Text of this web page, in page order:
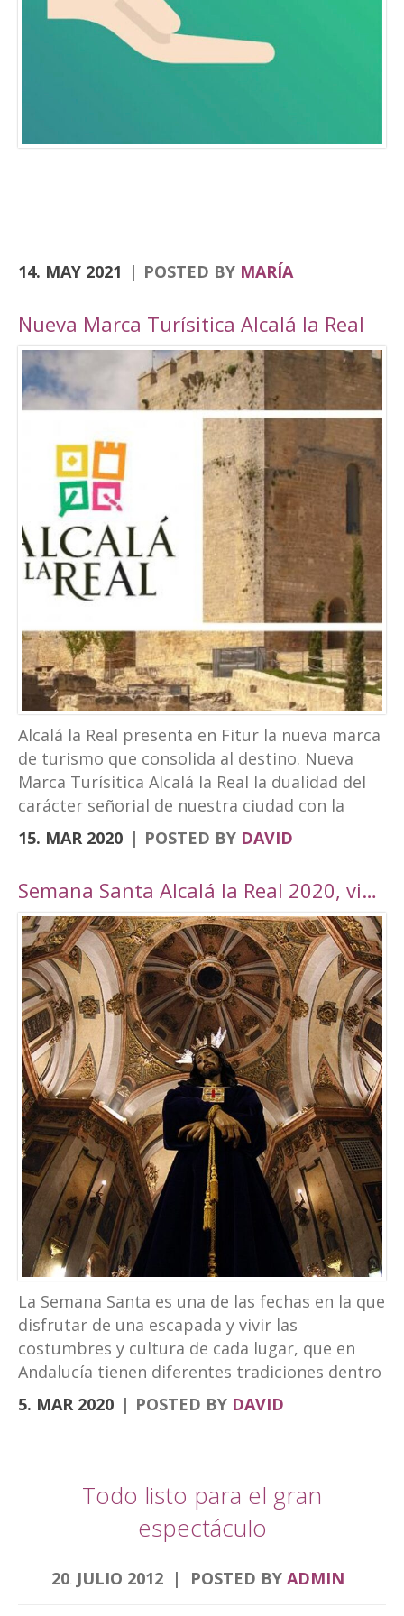
o el yacimiento de Domus Herculana, entre
otros. Incorpora la visita y entrada a la
Fortaleza de la Mota, con su Iglesia Abacial,
el apartado de senderismo, están previstas
14. MAY 2021 POSTED BY MARÍA
Nueva Marca Turísitica Alcalá la Real
Alcalá la Real presenta en Fitur la nueva marca
de turismo que consolida al destino. Nueva
Marca Turísitica Alcalá la Real la dualidad del
carácter señorial de nuestra ciudad con la
vanguardia y su realidad actual de ciudad
moderna. Fortaleza Abacial y pueblo nuevo.
«convivimos siendo además tierra de frontera
y que hemos querido plasmar en esta marca
tan poderosa». A través de cuatro elementos y
cuatro colores el logo destaca cultura,
patrimonio, entorno natural y experiencias. El
símbolo amarillo, que recuerda a un ojo,
engloba toda la cultura y singularidades de la
ciudad. El naranja, que representa la silueta de
una atalaya, se destina al patrimonio e
historia. El verde, por su parte, que dibuja una
hoja, es el elemento que identificará todo el
mundo rural y natural del municipio, junto con
el turismo activo. Por último, el tono magenta
simboliza un sendero abierto y se centra en el
turismo experiencial, unido al ocio y los
eventos. La marca puede verse en las
banderolas que el Ayuntamiento ha instalado
en la fachada de Palacio Abacial y el entorno de
Capuchinos, en el Paseo de los Álamos. El
cartel de la Semana […]
15. MAR 2020 POSTED BY DAVID
Semana Santa Alcalá la Real 2020, viaje por Andalucía
La Semana Santa es una de las fechas en la que
disfrutar de una escapada y vivir las
costumbres y cultura de cada lugar, que en
Andalucía tienen diferentes tradiciones dentro
de la Semana Santa. Desde el Hotel
Torrepalma te traemos una escapad diferente.
hacer en viajes cortos. Semana Santa Alcalá la
Real, roadtrip Córdoba, Granada y Jaén
Comenzamos por la Semana Santa de Alcalá la
Nuestra Semana de pasión es única sin duda
5. MAR 2020 POSTED BY DAVID
Todo listo para el gran
espectáculo
20. JULIO 2012 POSTED BY ADMIN